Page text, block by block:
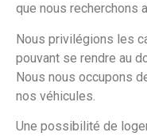
que nous recherchons
Nous privilégions les
pouvant se rendre au
Nous nous occupons
nos véhicules.
Une possibilité de